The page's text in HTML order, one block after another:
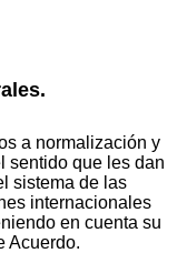
a normalización y
sentido que les dan
sistema de las
internacionales
en cuenta su
Acuerdo.